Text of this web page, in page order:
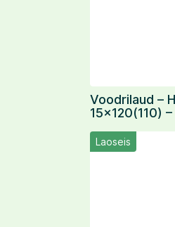
Voodrilaud –
15×120(110)
Laoseis